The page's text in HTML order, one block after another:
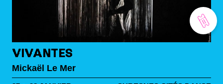
VIVANTES
Mickaël Le Mer